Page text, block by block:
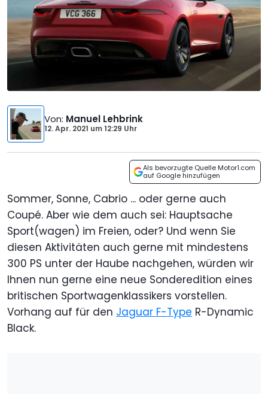
Von: Manuel Lehbrink
12. Apr. 2021 um12:29 Uhr
Als bevorzugte Quelle Motor1.com
auf Google hinzufügen
Sommer, Sonne, Cabrio ... oder gerne auch
Coupé. Aber wie dem auch sei: Hauptsache
Sport(wagen) im Freien, oder? Und wenn Sie
diesen Aktivitäten auch gerne mit mindestens
300 PS unter der Haube nachgehen, würden wir
Ihnen nun gerne eine neue Sonderedition eines
britischen Sportwagenklassikers vorstellen.
Vorhang auf für den Jaguar F-Type R-Dynamic
Black.